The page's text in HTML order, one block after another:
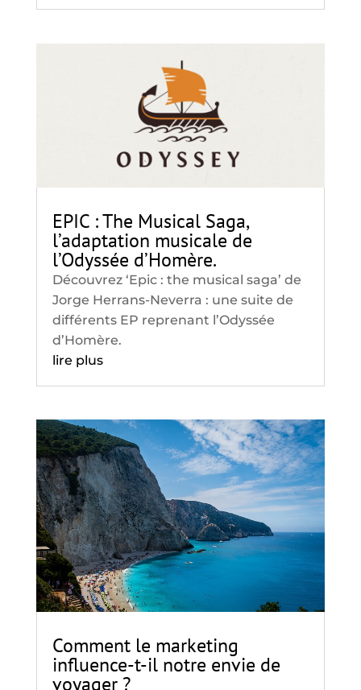
EPIC : The Musical Saga,
l’adaptation musicale de
l’Odyssée d’Homère.
Découvrez ‘Epic : the musical saga’ de
Jorge Herrans-Neverra : une suite de
différents EP reprenant l’Odyssée
d’Homère.
lire plus
Comment le marketing
influence-t-il notre envie de
voyager ?